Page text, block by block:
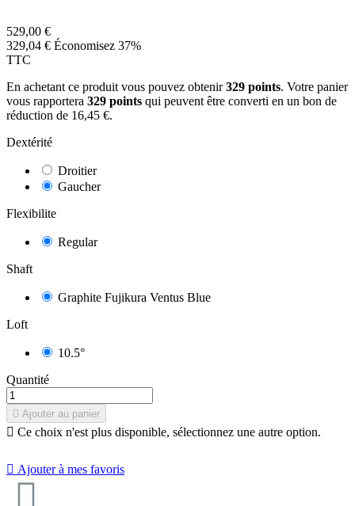
529,00 €
329,04 € Économisez 37%
TTC
En achetant ce produit vous pouvez obtenir329 points. Votre panier
vous rapportera 329 points qui peuvent être converti en un bon de
réduction de 16,45 €.
Dextérité
Droitier
Gaucher
Flexibilite
Regular
Shaft
Graphite Fujikura Ventus Blue
Loft
10.5°
Quantité
 Ajouter au panier
 Ce choix n'est plus disponible, sélectionnez une autre option.
 Ajouter à mes favoris